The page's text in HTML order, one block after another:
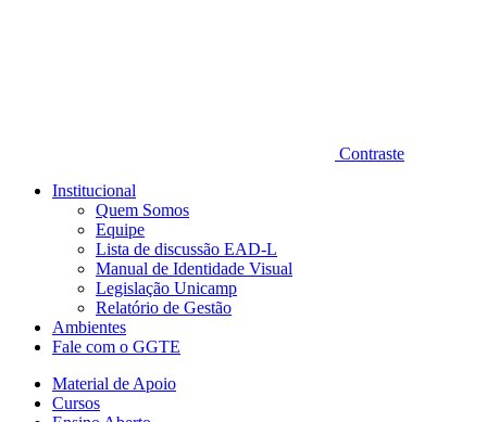
Contraste
Institucional
Quem Somos
Equipe
Lista de discussão EAD-L
Manual de Identidade Visual
Legislação Unicamp​
Relatório de Gestão
Ambientes
Fale com o GGTE
Material de Apoio
Cursos